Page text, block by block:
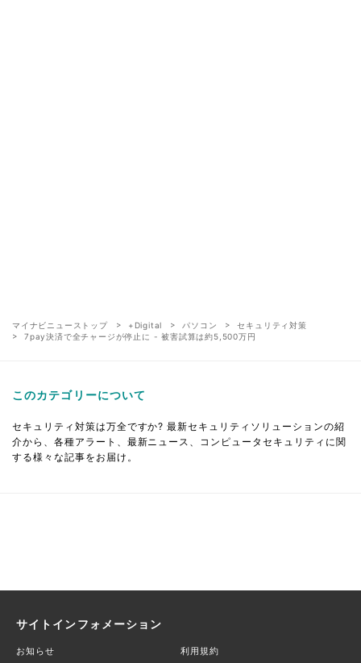
マイナビニューストップ +Digital パソコン
セキュリティ対策
7pay決済で全チャージが停止に - 被害試算は約5,500万円
このカテゴリーについて
セキュリティ対策は万全ですか? 最新セキュリティソリューションの紹
介から、各種アラート、最新ニュース、コンピュータセキュリティに関
する様々な記事をお届け。
サイトインフォメーション
お知らせ 利用規約